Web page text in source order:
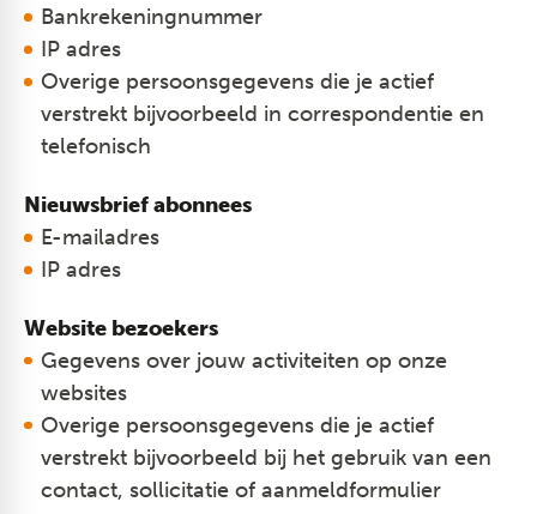
Bankrekeningnummer
IP adres
Overige persoonsgegevens die je actief
verstrekt bijvoorbeeld in correspondentie en
telefonisch
Nieuwsbrief abonnees
E-mailadres
IP adres​
Website bezoekers
​Gegevens over jouw activiteiten op onze
websites
Overige persoonsgegevens die je actief
verstrekt bijvoorbeeld bij het gebruik van een
contact, sollicitatie of aanmeldformulier